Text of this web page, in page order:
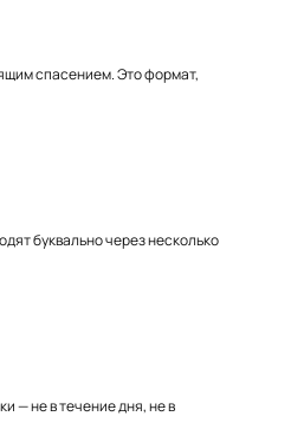
спасением. Это формат,
буквально через несколько
— не в течение дня, не в